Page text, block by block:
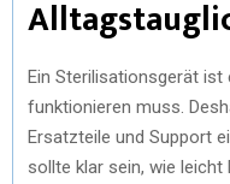
Ein Sterilisationsgerät ist
funktionieren muss.
Ersatzteile und Support
sollte klar sein, wie leicht